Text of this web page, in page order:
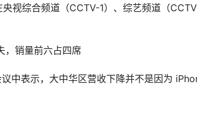
视综合频道（CCTV-1）、综艺频道（
，销量前六占四席
中表示，大中华区营收下降并不是因为